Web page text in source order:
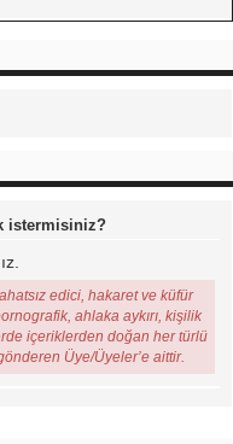
istermisiniz?
edici, hakaret ve küfür
ahlaka aykırı, kişilik
içeriklerden doğan her türlü
Üye/Üyeler’e aittir.